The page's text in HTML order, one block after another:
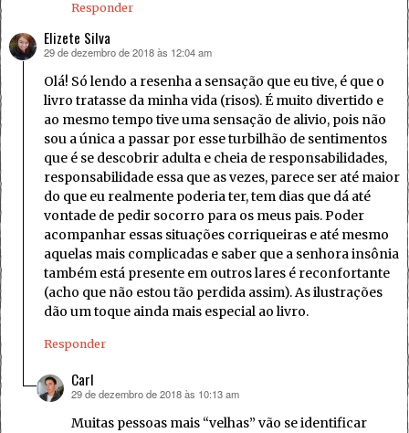
Responder
Elizete Silva
disse:
29 de dezembro de 2018 às 12:04 am
Olá! Só lendo a resenha a sensação que eu tive, é que o
livro tratasse da minha vida (risos). É muito divertido e
ao mesmo tempo tive uma sensação de alivio, pois não
sou a única a passar por esse turbilhão de sentimentos
que é se descobrir adulta e cheia de responsabilidades,
responsabilidade essa que as vezes, parece ser até maior
do que eu realmente poderia ter, tem dias que dá até
vontade de pedir socorro para os meus pais. Poder
acompanhar essas situações corriqueiras e até mesmo
aquelas mais complicadas e saber que a senhora insônia
também está presente em outros lares é reconfortante
(acho que não estou tão perdida assim). As ilustrações
dão um toque ainda mais especial ao livro.
Responder
Carl
disse:
29 de dezembro de 2018 às 10:13 am
Muitas pessoas mais “velhas” vão se identificar